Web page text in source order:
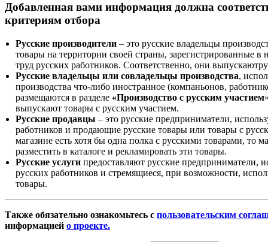
Добавленная вами информация должна
критериям отбора
Русские производители – это русские владельцы
товары на территории своей страны, зарегистрированные
труд русских работников. Соответственно, они
Русские владельцы или совладельцы производства,
производства что-либо иностранное (компаньонов,
размещаются в разделе «Производство с русским участием
выпускают товары с русским участием.
Русские продавцы – это русские предприниматели,
работников и продающие русские товары или товары с
магазине есть хотя бы одна полка с русскими товарами, то
разместить в каталоге и рекламировать эти товары.
Русские услуги предоставляют русские предприниматели,
русских работников и стремящиеся, при возможности,
товары.
Также обязательно ознакомьтесь с пользовательским
информацией о проекте.